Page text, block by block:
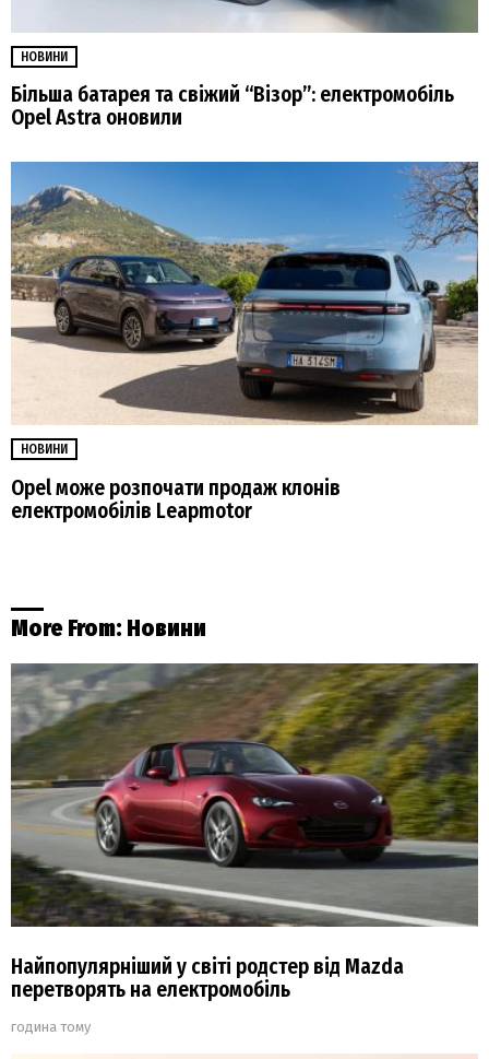
НОВИНИ
Більша батарея та свіжий “Візор”: електромобіль
Opel Astra оновили
НОВИНИ
Opel може розпочати продаж клонів
електромобілів Leapmotor
More From: Новини
Найпопулярніший у світі родстер від Mazda
перетворять на електромобіль
година тому